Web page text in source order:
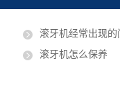
滚牙机经常出现的
滚牙机怎么保养